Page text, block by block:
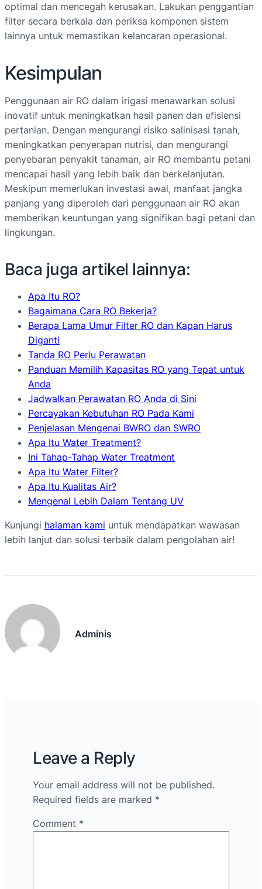
optimal dan mencegah kerusakan. Lakukan penggantian
filter secara berkala dan periksa komponen sistem
lainnya untuk memastikan kelancaran operasional.
Kesimpulan
Penggunaan air RO dalam irigasi menawarkan solusi
inovatif untuk meningkatkan hasil panen dan efisiensi
pertanian. Dengan mengurangi risiko salinisasi tanah,
meningkatkan penyerapan nutrisi, dan mengurangi
penyebaran penyakit tanaman, air RO membantu petani
mencapai hasil yang lebih baik dan berkelanjutan.
Meskipun memerlukan investasi awal, manfaat jangka
panjang yang diperoleh dari penggunaan air RO akan
memberikan keuntungan yang signifikan bagi petani dan
lingkungan.
Baca juga artikel lainnya:
Apa Itu RO?
Bagaimana Cara RO Bekerja?
Berapa Lama Umur Filter RO dan Kapan Harus
Diganti
Tanda RO Perlu Perawatan
Panduan Memilih Kapasitas RO yang Tepat untuk
Anda
Jadwalkan Perawatan RO Anda di Sini
Percayakan Kebutuhan RO Pada Kami
Penjelasan Mengenai BWRO dan SWRO
Apa Itu Water Treatment?
Ini Tahap-Tahap Water Treatment
Apa Itu Water Filter?
Apa Itu Kualitas Air?
Mengenal Lebih Dalam Tentang UV
Kunjungi halaman kami untuk mendapatkan wawasan
lebih lanjut dan solusi terbaik dalam pengolahan air!
Adminis
Leave a Reply
Your email address will not be published.
Required fields are marked *
Comment *